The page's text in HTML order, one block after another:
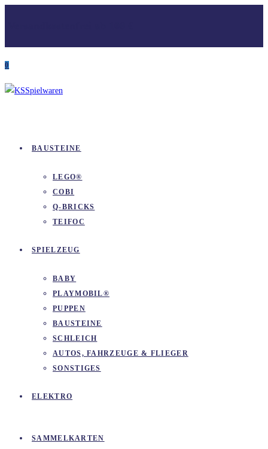
0
BAUSTEINE
LEGO®
COBI
Q-BRICKS
TEIFOC
SPIELZEUG
BABY
PLAYMOBIL®
PUPPEN
BAUSTEINE
SCHLEICH
AUTOS, FAHRZEUGE & FLIEGER
SONSTIGES
ELEKTRO
SAMMELKARTEN